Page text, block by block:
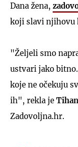
Dana žena,
koji slavi njihovu
"Željeli smo
ustvari jako
koje ne očekuju
ih", rekla je
Zadovoljna.hr.